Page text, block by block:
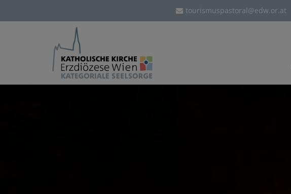
tourismuspastoral@edw.or.at